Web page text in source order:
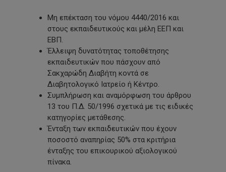
Μη επέκταση του νόμου 4440/2016 και
στους εκπαιδευτικούς και μέλη ΕΕΠ και
ΕΒΠ.
Έλλειψη δυνατότητας τοποθέτησης
εκπαιδευτικών που πάσχουν από
Σακχαρώδη Διαβήτη κοντά σε
Διαβητολογικό Ιατρείο ή Κέντρο.
Συμπλήρωση και αναμόρφωση του άρθρου
13 του Π.Δ. 50/1996 σχετικά με τις ειδικές
κατηγορίες μετάθεσης.
Ένταξη των εκπαιδευτικών που έχουν
ποσοστό αναπηρίας 50% στα κριτήρια
ένταξης του επικουρικού αξιολογικού
πίνακα.